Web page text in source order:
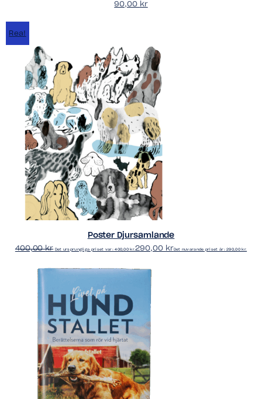
90,00 kr
Rea!
Poster Djursamlande
400,00kr Det ursprungliga priset var: 400,00 kr.290,00 krDet nuvarande priset är: 290,00 kr.